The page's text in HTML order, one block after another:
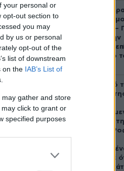
your personal or
opt-out section to
you may
by us or personal
opt-out of the
list of downstream
on the IAB’s List of
gather and store
click to grant or
specified purposes
Ζώδια
στους
ανατροπές –
δέχονται την
ευεργετική
του Δία από
Ζευγάρι από
που
δολοφονία
Ελίζαμπεθ
έδειξε ποτέ
ικανός για